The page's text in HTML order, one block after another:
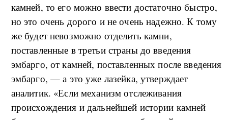
камней, то его можно ввести достаточно быстро,
но это очень дорого и не очень надежно. К тому
же будет невозможно отделить камни,
поставленные в третьи страны до введения
эмбарго, от камней, поставленных после введения
эмбарго, — а это уже лазейка, утверждает
аналитик. «Если механизм отслеживания
происхождения и дальнейшей истории камней